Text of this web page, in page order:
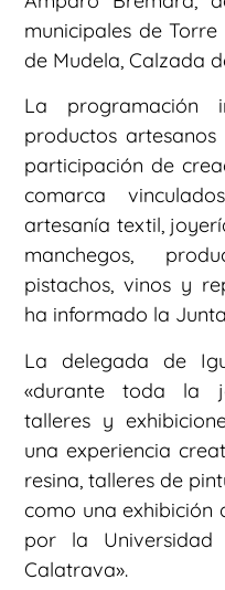
municipales de
de Mudela, Calzada
La programación
productos
participación de
comarca
artesanía textil,
manchegos,
pistachos, vinos y
ha informado la
La delegada de
«durante toda la
talleres y
una experiencia
resina, talleres de
como una exhibición
por la
Calatrava».